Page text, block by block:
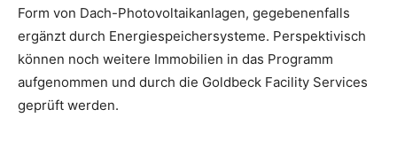
Form von Dach-Photovoltaikanlagen, gegebenenfalls
ergänzt durch Energiespeichersysteme. Perspektivisch
können noch weitere Immobilien in das Programm
aufgenommen und durch die Goldbeck Facility Services
geprüft werden.